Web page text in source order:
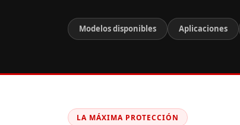
Modelos disponibles Aplicaciones
LA MÁXIMA PROTECCIÓN